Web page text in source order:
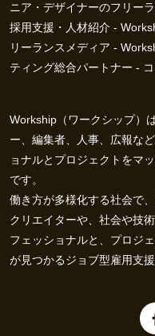
ニア・デザイナーのフリー
採用支援・人材紹介 -
リーランスメディア -
ティング総合パートナー -
Workship（ワークシップ）
ー、編集者、人事、広報な
ョナルとプロジェクトをマ
です。
働き方が多様化する社会で
クリエイターや、社会や技
フェッショナルと、プロジ
が見つかるジョブ型雇用支援